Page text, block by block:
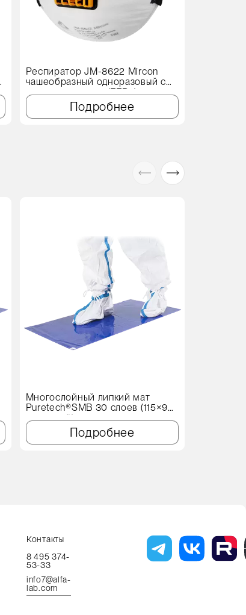
Респиратор JM-8622 Mircon
чашеобразный одноразовый с
клапаном выдоха (FFP2)
Подробнее
Многослойный липкий мат
Puretech®SMB 30 слоев (115×90
см, синий)
Подробнее
Контакты
8 495 374-
53-33
info7@alfa-
lab.com